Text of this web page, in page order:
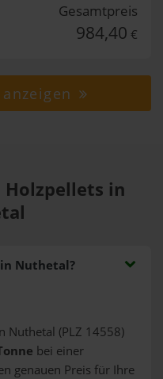
Gesamtpreis
984,40 €
Holzpellets in
Nuthetal?
Nuthetal (PLZ 14558)
bei einer
genauen Preis für Ihre